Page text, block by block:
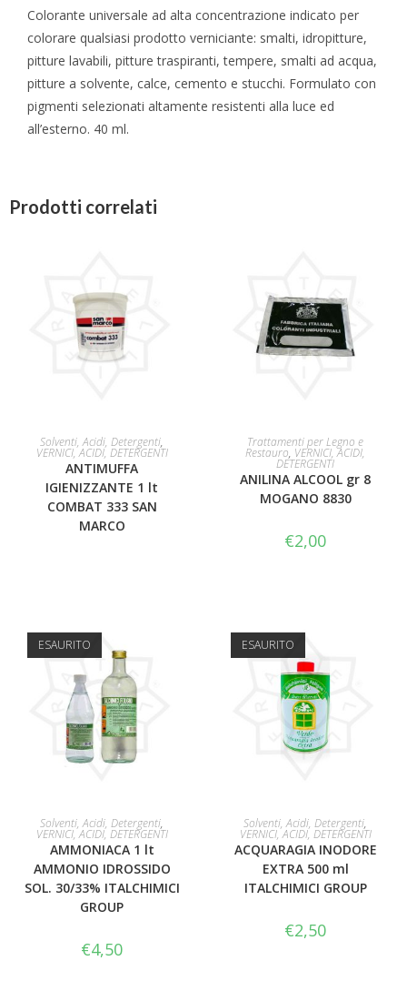
Colorante universale ad alta concentrazione indicato per
colorare qualsiasi prodotto verniciante: smalti, idropitture,
pitture lavabili, pitture traspiranti, tempere, smalti ad acqua,
pitture a solvente, calce, cemento e stucchi. Formulato con
pigmenti selezionati altamente resistenti alla luce ed
all’esterno. 40 ml.
Prodotti correlati
LEGGI TUTTO
Solventi, Acidi, Detergenti,
VERNICI, ACIDI, DETERGENTI
ANTIMUFFA
IGIENIZZANTE 1 lt
COMBAT 333 SAN
MARCO
AGGIUNGI AL CARRELLO
Trattamenti per Legno e
Restauro, VERNICI, ACIDI,
DETERGENTI
ANILINA ALCOOL gr 8
MOGANO 8830
€2,00
ESAURITO
LEGGI TUTTO
Solventi, Acidi, Detergenti,
VERNICI, ACIDI, DETERGENTI
AMMONIACA 1 lt
AMMONIO IDROSSIDO
SOL. 30/33% ITALCHIMICI
GROUP
€4,50
ESAURITO
LEGGI TUTTO
Solventi, Acidi, Detergenti,
VERNICI, ACIDI, DETERGENTI
ACQUARAGIA INODORE
EXTRA 500 ml
ITALCHIMICI GROUP
€2,50